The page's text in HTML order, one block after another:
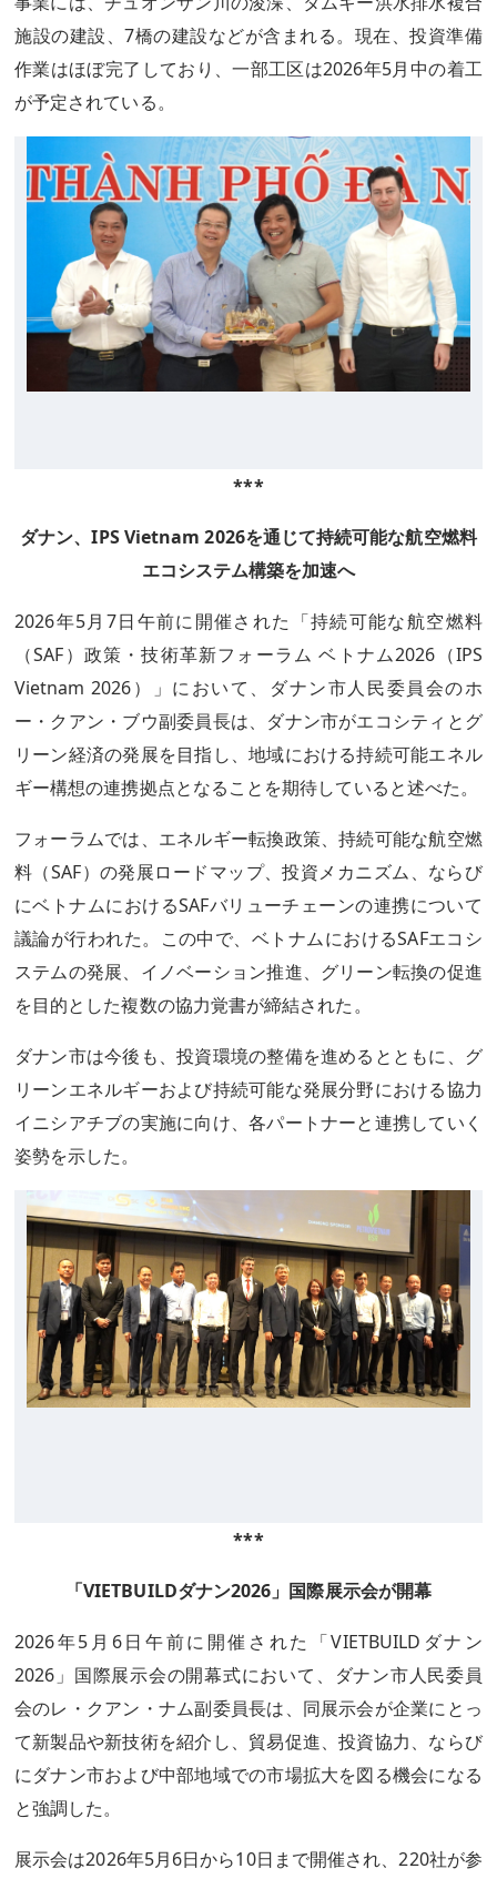
施設の建設、7橋の建設などが含まれる。現在、投資準備
作業はほぼ完了しており、一部工区は2026年5月中の着工
が予定されている。
***
ダナン、IPS Vietnam 2026を通じて持続可能な航空燃料
エコシステム構築を加速へ
2026年5月7日午前に開催された「持続可能な航空燃料
（SAF）政策・技術革新フォーラム ベトナム2026（IPS
Vietnam 2026）」において、ダナン市人民委員会のホ
ー・クアン・ブウ副委員長は、ダナン市がエコシティとグ
リーン経済の発展を目指し、地域における持続可能エネル
ギー構想の連携拠点となることを期待していると述べた。
フォーラムでは、エネルギー転換政策、持続可能な航空燃
料（SAF）の発展ロードマップ、投資メカニズム、ならび
にベトナムにおけるSAFバリューチェーンの連携について
議論が行われた。この中で、ベトナムにおけるSAFエコシ
ステムの発展、イノベーション推進、グリーン転換の促進
を目的とした複数の協力覚書が締結された。
ダナン市は今後も、投資環境の整備を進めるとともに、グ
リーンエネルギーおよび持続可能な発展分野における協力
イニシアチブの実施に向け、各パートナーと連携していく
姿勢を示した。
***
「VIETBUILDダナン2026」国際展示会が開幕
2026年5月6日午前に開催された「VIETBUILDダナン
2026」国際展示会の開幕式において、ダナン市人民委員
会のレ・クアン・ナム副委員長は、同展示会が企業にとっ
て新製品や新技術を紹介し、貿易促進、投資協力、ならび
にダナン市および中部地域での市場拡大を図る機会になる
と強調した。
展示会は2026年5月6日から10日まで開催され、220社が参